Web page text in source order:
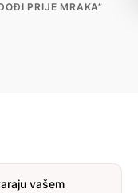
PRIJE MRAKA”
vašem